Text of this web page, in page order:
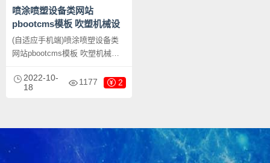
喷涂喷塑设备类网站
pbootcms模板 吹塑机械设
备网站源码下载
(自适应手机端)喷涂喷塑设备类
网站pbootcms模板 吹塑机械设
核开发的网站模板，该模板适用
于喷涂设备网站、喷塑设备网站
2022-10-
18
1177 2